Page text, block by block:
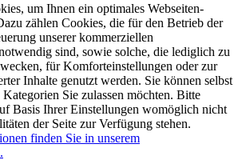
um Ihnen ein optimales Webseiten-
zählen Cookies, die für den Betrieb der
unserer kommerziellen
sind, sowie solche, die lediglich zu
für Komforteinstellungen oder zur
Inhalte genutzt werden. Sie können selbst
Sie zulassen möchten. Bitte
Basis Ihrer Einstellungen womöglich nicht
der Seite zur Verfügung stehen.
finden Sie in unserem